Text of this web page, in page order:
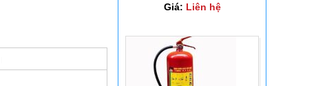
Tại Bình Dương
Giá: Liên hệ